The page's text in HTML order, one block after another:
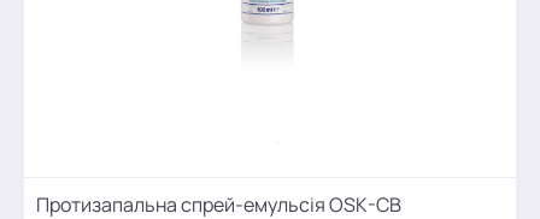
Протизапальна спрей-емульсія OSK-CB